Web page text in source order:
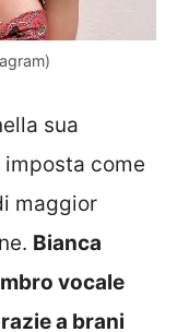
sua
come
maggior
Bianca
vocale
a brani